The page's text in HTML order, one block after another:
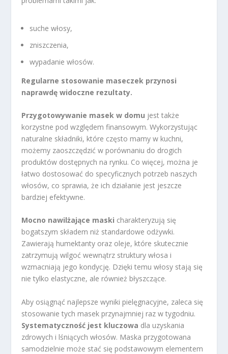
suche włosy,
zniszczenia,
wypadanie włosów.
Regularne stosowanie maseczek przynosi
naprawdę widoczne rezultaty.
Przygotowywanie masek w domu jest także
korzystne pod względem finansowym. Wykorzystując
naturalne składniki, które często mamy w kuchni,
możemy zaoszczędzić w porównaniu do drogich
produktów dostępnych na rynku. Co więcej, można je
łatwo dostosować do specyficznych potrzeb naszych
włosów, co sprawia, że ich działanie jest jeszcze
bardziej efektywne.
Mocno nawilżające maski charakteryzują się
bogatszym składem niż standardowe odżywki.
Zawierają humektanty oraz oleje, które skutecznie
zatrzymują wilgoć wewnątrz struktury włosa i
wzmacniają jego kondycję. Dzięki temu włosy stają się
nie tylko elastyczne, ale również błyszczące.
Aby osiągnąć najlepsze wyniki pielęgnacyjne, zaleca się
stosowanie tych masek przynajmniej raz w tygodniu.
Systematyczność jest kluczowa dla uzyskania
zdrowych i lśniących włosów. Maska przygotowana
samodzielnie może stać się podstawowym elementem